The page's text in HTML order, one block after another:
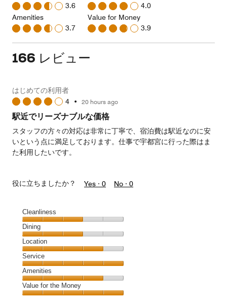
3.6
Amenities
3.7
4.0
Value for Money
3.9
166 レビュー
はじめての利用者
4 • 20 hours ago
駅近でリーズナブルな価格
スタッフの方々の対応は非常に丁寧で、宿泊費は駅近なのに安
いという点に満足しております。仕事で宇都宮に行った際はま
た利用したいです。
役に立ちましたか？ Yes · 0 No · 0
Cleanliness
Cleanliness,
3
out
of
5
Dining
Dining,
3
out
of
5
Location
Location,
4
out
of
5
Service
Service,
5
out
Amenities
Amenities,
4
Value for the Money